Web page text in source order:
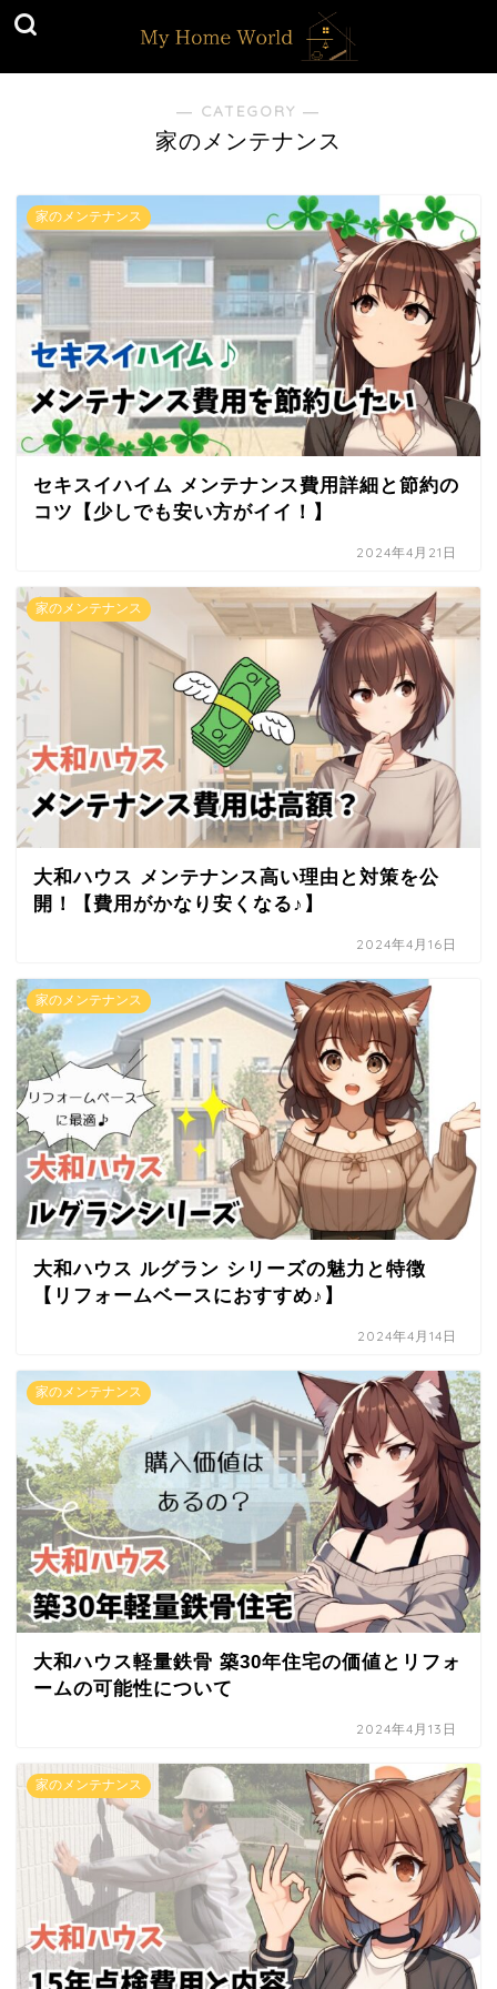
― CATEGORY ―
家のメンテナンス
家のメンテナンス
セキスイハイム メンテナンス費用詳細と節約の
コツ【少しでも安い方がイイ！】
2024年4月21日
家のメンテナンス
大和ハウス メンテナンス高い理由と対策を公
開！【費用がかなり安くなる♪】
2024年4月16日
家のメンテナンス
大和ハウス ルグラン シリーズの魅力と特徴
【リフォームベースにおすすめ♪】
2024年4月14日
家のメンテナンス
大和ハウス軽量鉄骨 築30年住宅の価値とリフォ
ームの可能性について
2024年4月13日
家のメンテナンス